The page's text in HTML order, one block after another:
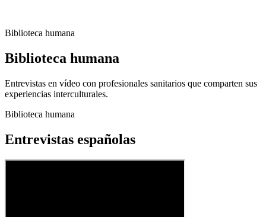
Biblioteca humana
Biblioteca humana
Entrevistas en vídeo con profesionales sanitarios que comparten sus
experiencias interculturales.
Biblioteca humana
Entrevistas españolas